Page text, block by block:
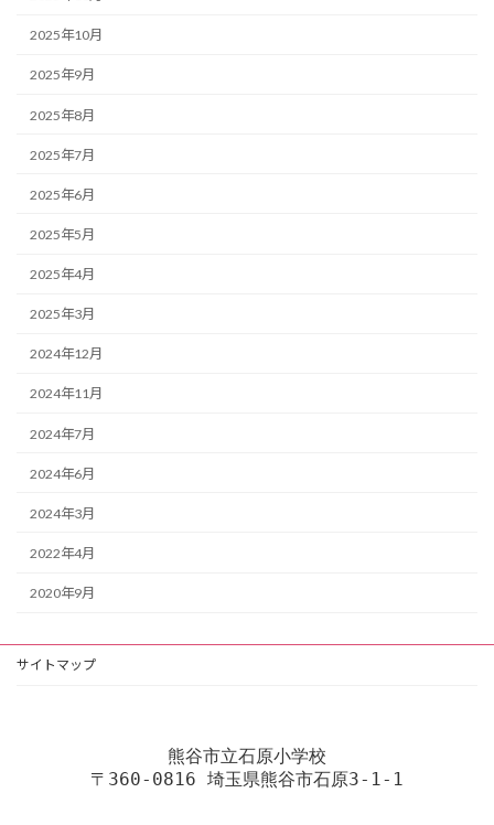
2025年10月
2025年9月
2025年8月
2025年7月
2025年6月
2025年5月
2025年4月
2025年3月
2024年12月
2024年11月
2024年7月
2024年6月
2024年3月
2022年4月
2020年9月
サイトマップ
熊谷市立石原小学校
〒360-0816 埼玉県熊谷市石原3-1-1